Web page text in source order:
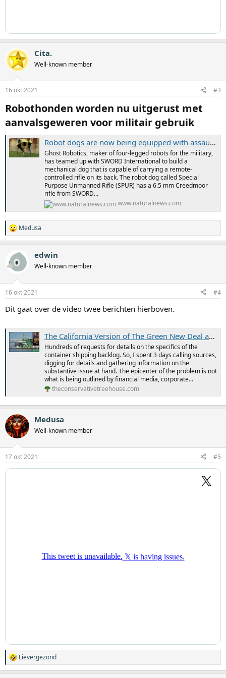
Cita.
Well-known member
16 okt 2021 #3
Robothonden worden nu uitgerust met
aanvalsgeweren voor militair gebruik​
Robot dogs are now being equipped with assault rifles for military use – NaturalNews.com
Ghost Robotics, maker of four-legged robots for the military,
has teamed up with SWORD International to build a
mechanical dog that is capable of carrying a remote-
controlled rifle on its back. The robot dog called Special
Purpose Unmanned Rifle (SPUR) has a 6.5 mm Creedmoor
rifle from SWORD...
www.naturalnews.com
W
a
r
d
e
n
e
:
Medusa
edwin
Well-known member
16 okt 2021 #4
Dit gaat over de video twee berichten hierboven.
The California Version of The Green New Deal and an October 16, 2020, EPA Settlement With Transportation is What's Creating The Container Shipping Backlog - Working CA Ports 24/7 Will Not Help, Here's Why - The Last Refuge
Hundreds of requests for details on the specifics of the
container shipping backlog. So, I spent 3 days calling sources,
digging for details and gathering information on the
substantive issue at hand. The epicenter of the problem is not
what is being outlined by financial media, corporate...
theconservativetreehouse.com
Medusa
Well-known member
17 okt 2021 #5
W
a
Lievergezond